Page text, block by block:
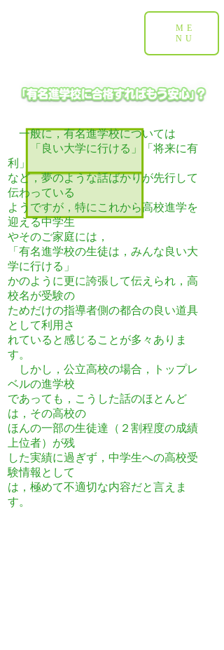
ME
NU
一般に，有名進学校については
「良い大学に行ける」「将来に有
利」
など，夢のような話ばかりが先行して
伝わっている
ようですが，特にこれから高校進学を
迎える中学生
やそのご家庭には，
「有名進学校の生徒は，みんな良い大
学に行ける」
かのように更に誇張して伝えられ，高
校名が受験の
ためだけの指導者側の都合の良い道具
として利用さ
れていると感じるこ とが多々ありま
す。
しかし，公立高校の場合，トップレ
ベルの進学校
であっても，こうした話のほとんど
は，その高校の
ほんの一部の生徒達（２割程度の成績
上位者）が残
した実績に過ぎず，中学生への高校受
験情報として
は，極めて不適切な内容だと言えま
す。